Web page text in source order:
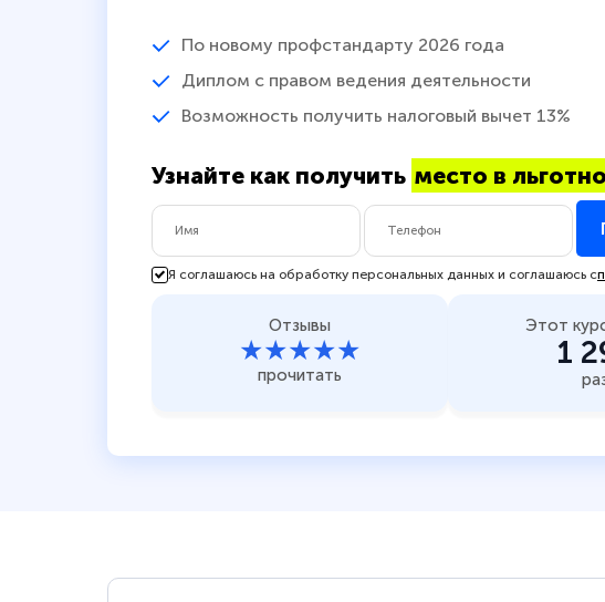
По новому профстандарту 2026 года
Диплом с правом ведения деятельности
Возможность получить налоговый вычет 13%
Узнайте как получить место в
Я соглашаюсь на обработку персональных данных и соглашаюсь с
Отзывы
★★★★★
прочитать
Этот
1